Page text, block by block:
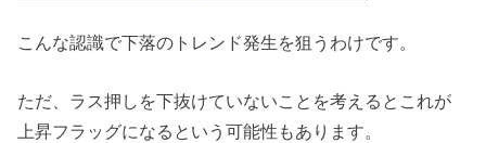
こんな認識で下落のトレンド発生を狙うわけです。
ただ、ラス押しを下抜けていないことを考えるとこれが
上昇フラッグになるという可能性もあります。